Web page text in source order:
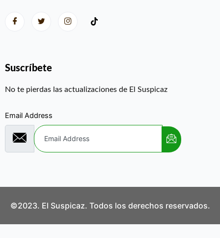
Suscríbete
No te pierdas las actualizaciones de El Suspicaz
Email Address
©2023. El Suspicaz. Todos los derechos reservados.